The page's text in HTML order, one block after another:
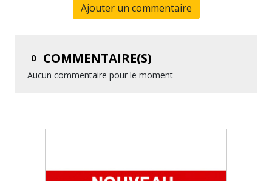
Ajouter un commentaire
0 COMMENTAIRE(S)
Aucun commentaire pour le moment